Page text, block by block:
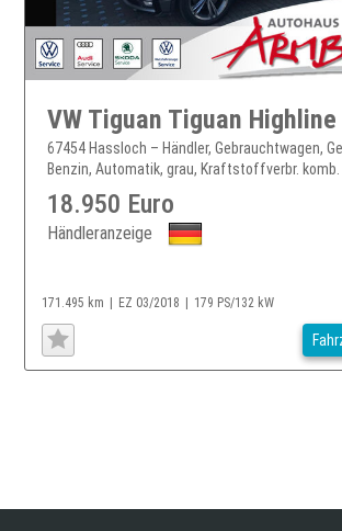
67454 Hassloch – Händler, Gebrauchtwagen,
Benzin, Automatik, grau, Kraftstoffverbr. komb.
18.950 Euro
Händleranzeige
171.495 km EZ 03/2018 179 PS/132 kW